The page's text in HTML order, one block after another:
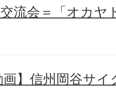
流会＝「オカヤ
画】信州岡谷サ